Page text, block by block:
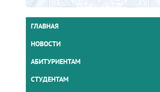
ГЛАВНАЯ
НОВОСТИ
АБИТУРИЕНТАМ
СТУДЕНТАМ